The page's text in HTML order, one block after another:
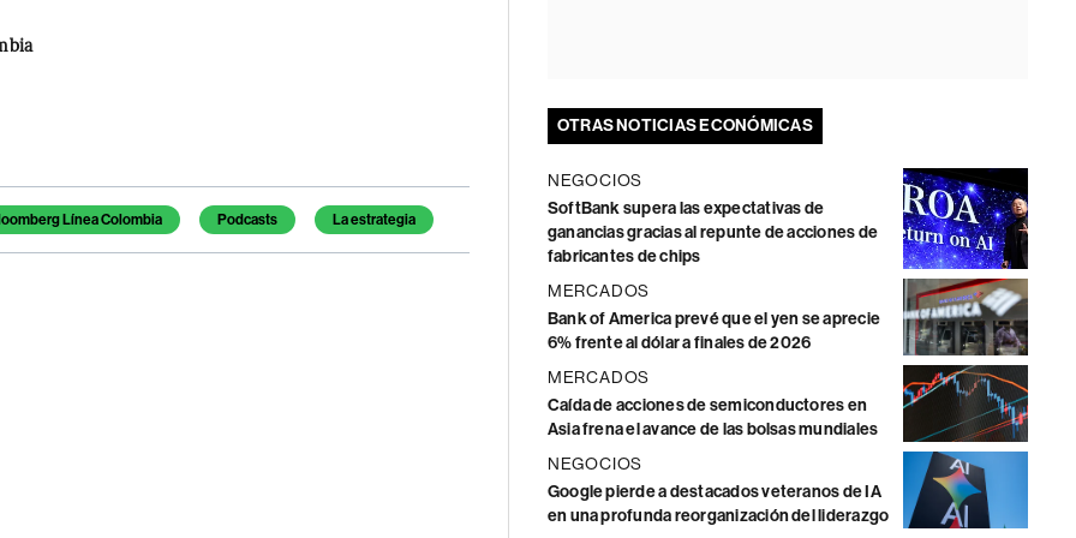
Línea Colombia Podcasts La estrategia
OTRAS NOTICIAS ECONÓMICAS
NEGOCIOS
SoftBank supera las expectativas de
ganancias gracias al repunte de acciones de
fabricantes de chips
MERCADOS
Bank of America prevé que el yen se aprecie
6% frente al dólar a finales de 2026
MERCADOS
Caída de acciones de semiconductores en
Asia frena el avance de las bolsas mundiales
NEGOCIOS
Google pierde a destacados veteranos de IA
en una profunda reorganización del liderazgo